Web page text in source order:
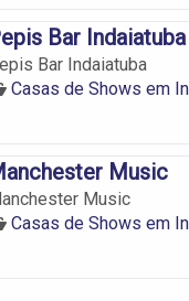
Bar Indaiatuba
Bar Indaiatuba
Casas de Shows em
Music
Music
Casas de Shows em